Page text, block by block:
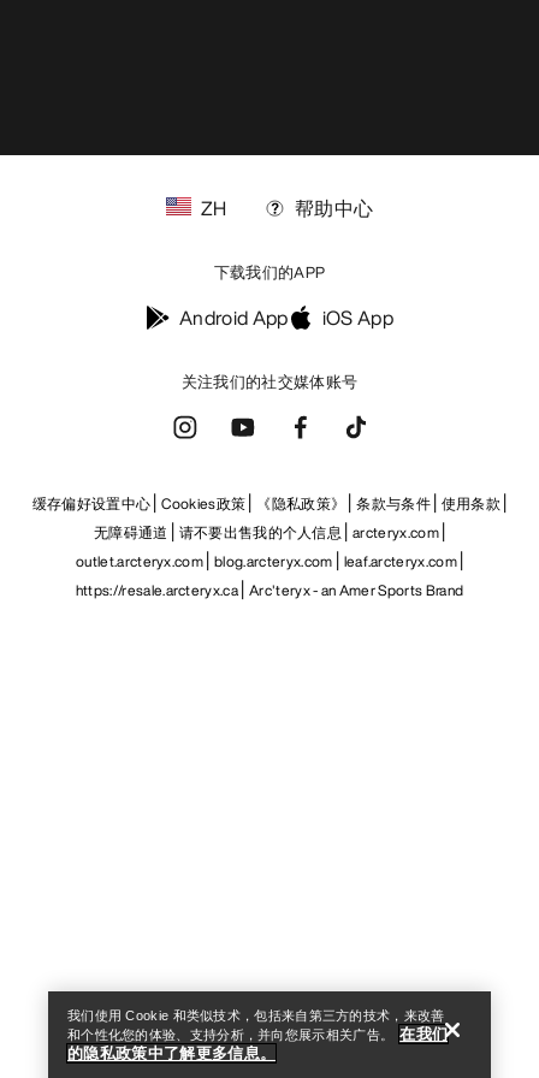
关注我们的社交媒体账号
ZH 帮助中心
下载我们的APP
Android App iOS App
缓存偏好设置中心 Cookies政策 《隐私政策》 条款与条件 使用条款
无障碍通道
请不要出售我的个人信息 arcteryx.com
outlet.arcteryx.com blog.arcteryx.com leaf.arcteryx.com
https://resale.arcteryx.ca Arc'teryx - an Amer Sports Brand
我们使用 Cookie 和类似技术，包括来自第三方的技术，来改善
和个性化您的体验、支持分析，并向您展示相关广告。
在我们
的隐私政策中了解更多信息。